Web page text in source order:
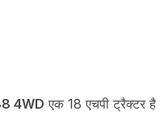
4WD एक 18 एचपी ट्रैक्टर